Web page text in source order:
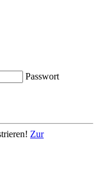
Passwort
Zur